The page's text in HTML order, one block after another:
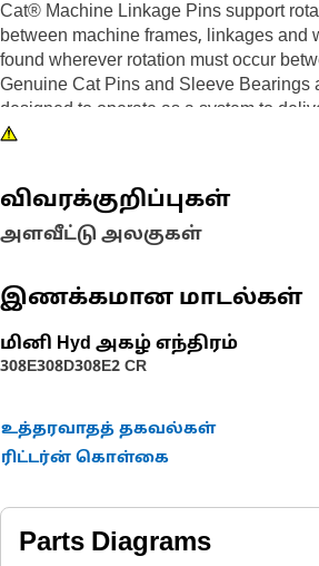
Cat® Machine Linkage Pins support
between machine frames, linkages and
found wherever rotation must occur
Genuine Cat Pins and Sleeve Bearings
designed to operate as a system to
expect. Caterpillar design engineers
treatments and finish to each part to
wear effectively with all the other
parts.
விவரக்குறிப்புகள்
அளவீட்டு அலகுகள்
இணக்கமான மாடல்கள்
மினி Hyd அகழ் எந்திரம்
308E308D308E2 CR
உத்தரவாதத் தகவல்கள்
ரிட்டர்ன் கொள்கை
Parts Diagrams